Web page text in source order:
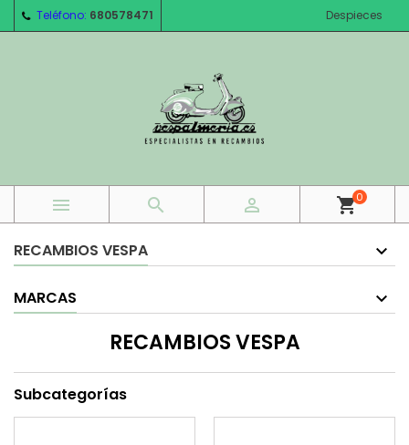
Teléfono: 680578471 Despieces
   shopping_cart0
RECAMBIOS VESPA
MARCAS
RECAMBIOS VESPA
Subcategorías